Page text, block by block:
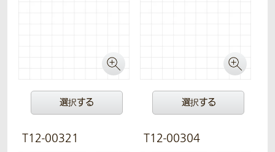
選択する 選択する
T12-00321 T12-00304